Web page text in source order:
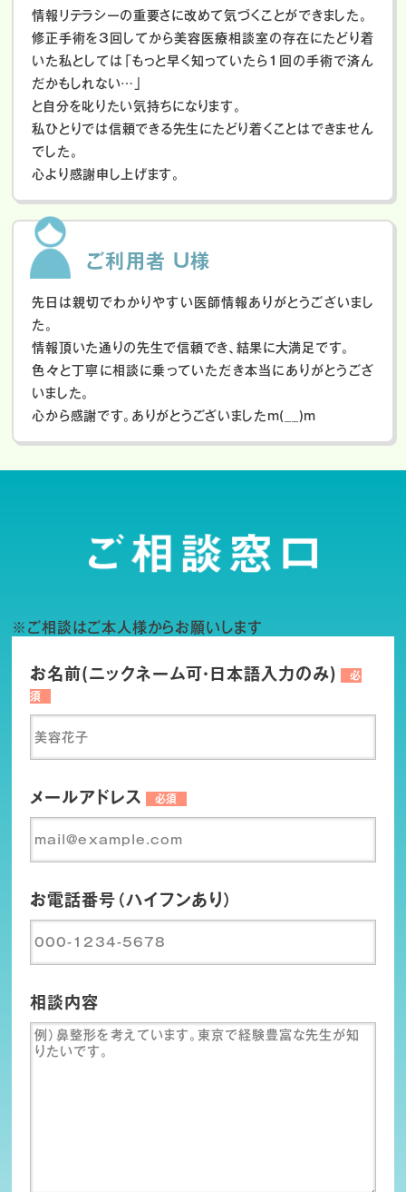
情報リテラシーの重要さに改めて気づくことができました。
修正手術を3回してから美容医療相談室の存在にたどり着
いた私としては「もっと早く知っていたら1回の手術で済ん
だかもしれない…」
と自分を叱りたい気持ちになります。
私ひとりでは信頼できる先生にたどり着くことはできません
でした。
心より感謝申し上げます。
ご利用者 U様
先日は親切でわかりやすい医師情報ありがとうございまし
た。
情報頂いた通りの先生で信頼でき、結果に大満足です。
色々と丁寧に相談に乗っていただき本当にありがとうござ
いました。
心から感謝です。ありがとうございましたm(__)m
※ご相談はご本人様からお願いします
お名前(ニックネーム可・日本語入力のみ)
必
須
メールアドレス 必須
お電話番号（ハイフンあり）
相談内容